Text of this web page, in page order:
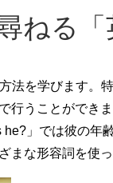
ねる「
法を学びます。
行うことができ
」では彼の年
まな形容詞を使っ